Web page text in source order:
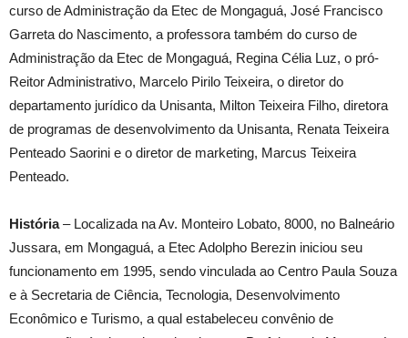
curso de Administração da Etec de Mongaguá, José Francisco
Garreta do Nascimento, a professora também do curso de
Administração da Etec de Mongaguá, Regina Célia Luz, o pró-
Reitor Administrativo, Marcelo Pirilo Teixeira, o diretor do
departamento jurídico da Unisanta, Milton Teixeira Filho, diretora
de programas de desenvolvimento da Unisanta, Renata Teixeira
Penteado Saorini e o diretor de marketing, Marcus Teixeira
Penteado.
História– Localizada na Av. Monteiro Lobato, 8000, no Balneário
Jussara, em Mongaguá, a Etec Adolpho Berezin iniciou seu
funcionamento em 1995, sendo vinculada ao Centro Paula Souza
e à Secretaria de Ciência, Tecnologia, Desenvolvimento
Econômico e Turismo, a qual estabeleceu convênio de